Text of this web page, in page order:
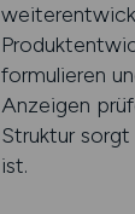
formulieren
Anzeigen
Struktur
ist.